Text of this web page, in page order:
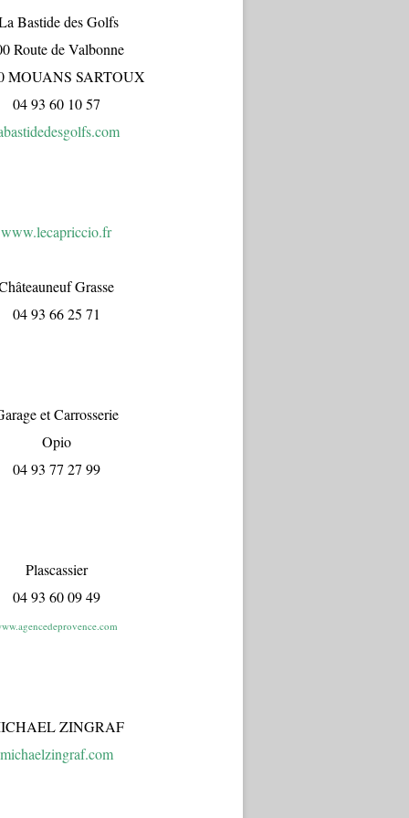
Bastide des Golfs
Route de Valbonne
MOUANS SARTOUX
04 93 60 10 57
www.lecapriccio.fr
Grasse
04 93 66 25 71
et Carrosserie
Opio
04 93 77 27 99
Plascassier
04 93 60 09 49
ZINGRAF
michaelzingraf.com